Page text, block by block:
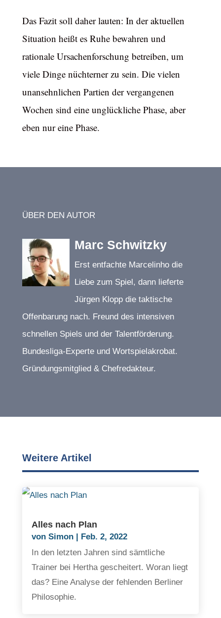
Das Fazit soll daher lauten: In der aktuellen
Situation heißt es Ruhe bewahren und
rationale Ursachenforschung betreiben, um
viele Dinge nüchterner zu sein. Die vielen
unansehnlichen Partien der vergangenen
Wochen sind eine unglückliche Phase, aber
eben nur eine Phase.
ÜBER DEN AUTOR
Marc Schwitzky
Erst entfachte Marcelinho die
Liebe zum Spiel, dann lieferte
Jürgen Klopp die taktische
Offenbarung nach. Freund des intensiven
schnellen Spiels und der Talentförderung.
Bundesliga-Experte und Wortspielakrobat.
Gründungsmitglied & Chefredakteur.
Weitere Artikel
Alles nach Plan
von Simon| Feb. 2, 2022
In den letzten Jahren sind sämtliche
Trainer bei Hertha gescheitert. Woran liegt
das? Eine Analyse der fehlenden Berliner
Philosophie.